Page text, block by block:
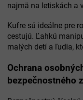
najmä na letiskách a
Kufre sú ideálne pre
cestujú. Ľahkú
malých detí a ľudia,
Ochrana
bezpečnostného